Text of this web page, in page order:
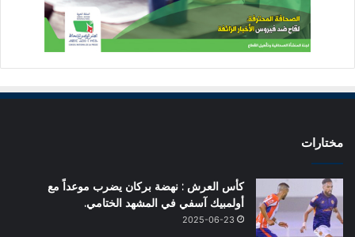
مختارات
كأس العرش : نهضة بركان يضرب موعداً مع
أولمبيك آسفي في المشهد الختامي.
2025-06-23